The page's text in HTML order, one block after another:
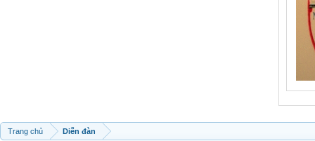
Trang chủ Diễn đàn